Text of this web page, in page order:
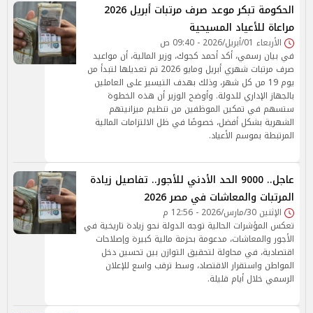
الحكومة تبكر موعد صرف مرتبات أبريل 2026
مراعاة للأعياد المسيحية
الأربعاء 01/أبريل/2026 - 09:40 ص
في بيان رسمي، أكد أحمد كجوك، وزير المالية، أن مواعيد
صرف مرتبات شهري أبريل ومايو 2026 تم تعديلها لتبدأ من
يوم 19 من كل شهر، وذلك بهدف التيسير على العاملين
بالجهاز الإداري للدولة. وأوضح الوزير أن هذه الخطوة
ستسهم في تمكين الموظفين من تنظيم ميزانيتهم
الشهرية بشكل أفضل، خصوصًا في ظل الالتزامات المالية
المرتبطة بموسم الأعياد.
عاجل.. 9000 الحد الأدني للأجور.. تفاصيل زيادة
المرتبات والمعاشات في مصر 2026
الإثنين 30/مارس/2026 - 12:56 م
تعكس المؤشرات الحالية توجه الدولة نحو زيادة تاريخية في
الأجور والمعاشات، مدعومة بحزمة مالية كبيرة وإصلاحات
اقتصادية، في محاولة لتحقيق التوازن بين تحسين دخل
المواطن واستقرار الاقتصاد، وسط ترقب واسع للإعلان
الرسمي خلال أيام قليلة.